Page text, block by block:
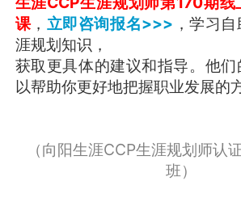
课， 立即咨询报名>>> ，学习
涯规划知识，
获取更具体的建议和指导。他
以帮助你更好地把握职业发展的
（向阳生涯CCP生涯规划师认
班）